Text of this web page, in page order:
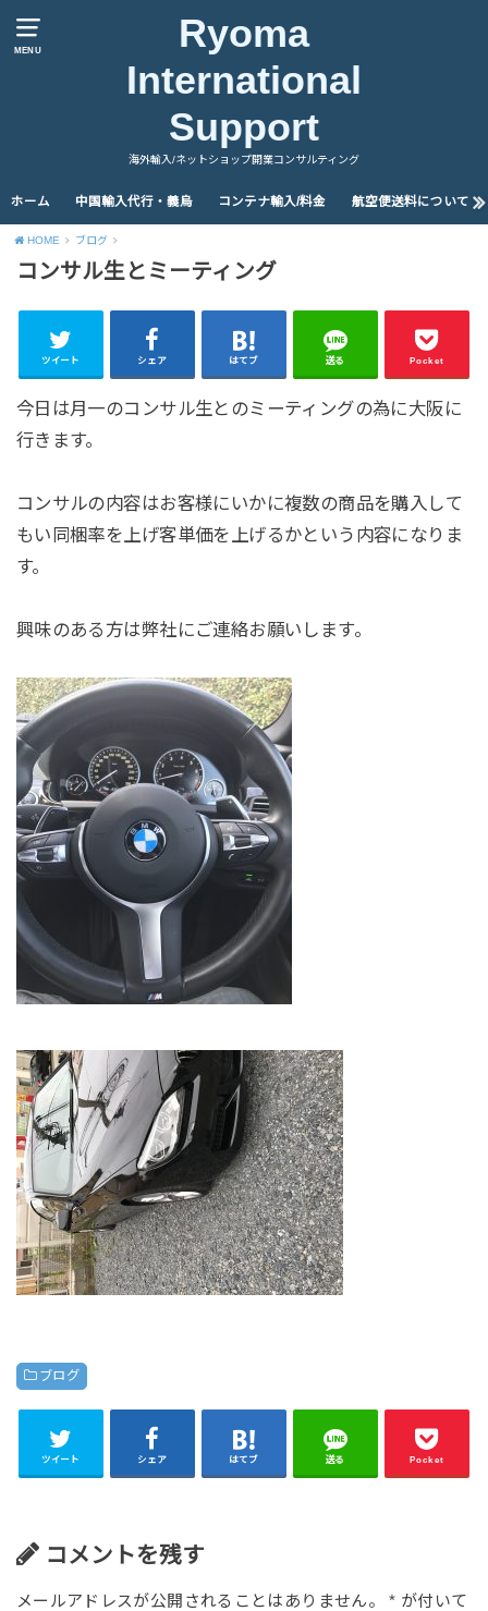
MENU
Ryoma
International
Support
海外輸入/ネットショップ開業コンサルティング
ホーム 中国輸入代行・義烏 コンテナ輸入/料金 航空便送料について
HOME ブログ
コンサル生とミーティング
ツイート シェア はてブ 送る Pocket
今日は月一のコンサル生とのミーティングの為に大阪に
行きます。
コンサルの内容はお客様にいかに複数の商品を購入して
もい同梱率を上げ客単価を上げるかという内容になりま
す。
興味のある方は弊社にご連絡お願いします。
ブログ
ツイート シェア はてブ 送る Pocket
コメントを残す
メールアドレスが公開されることはありません。 * が付いて